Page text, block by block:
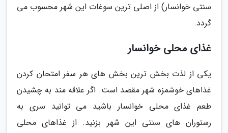
سنتی خوانسار) از اصلی ترین سوغات این شهر محسوب می
گردد.
غذای محلی خوانسار
یکی از لذت بخش ترین بخش های هر سفر امتحان کردن
غذاهای خوشمزه شهر مقصد است. اگر علاقه مند به چشیدن
طعم غذای محلی خوانسار باشید می توانید سری به
رستوران های سنتی این شهر بزنید. از غذاهای محلی